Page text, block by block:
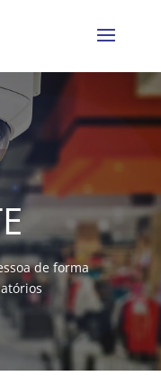
de forma